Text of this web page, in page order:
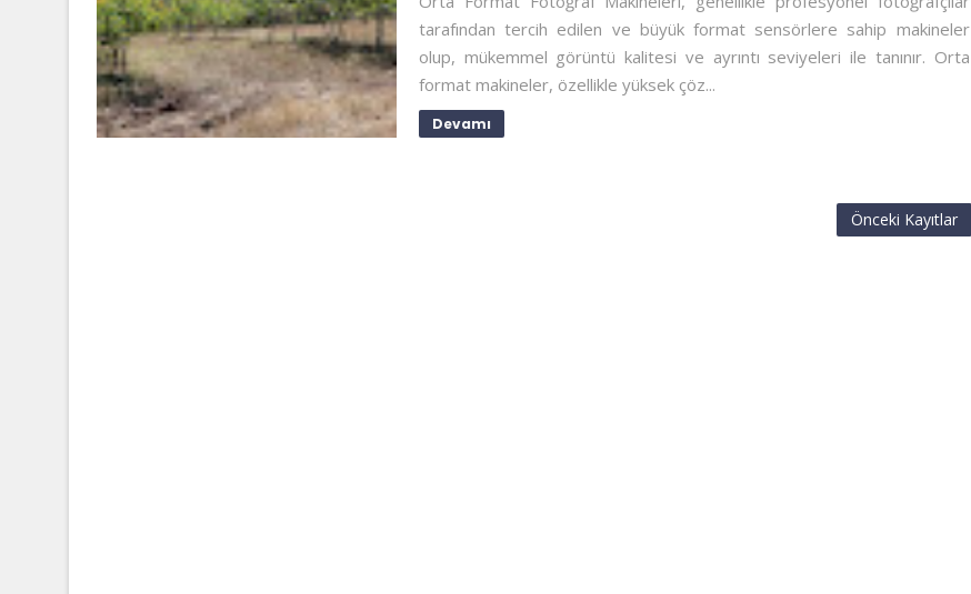
tarafından tercih edilen ve büyük format sensörlere sahip makineler
olup, mükemmel görüntü kalitesi ve ayrıntı seviyeleri ile tanınır. Orta
format makineler, özellikle yüksek çöz...
Devamı
Önceki Kayıtlar